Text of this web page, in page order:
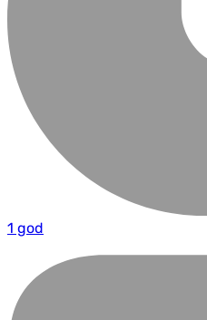
1 god